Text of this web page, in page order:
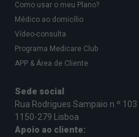
Como usar o meu Plano?
Médico ao domicílio
Vídeo-consulta
Programa Medicare Club
APP & Área de Cliente
Sede social
Rua Rodrigues Sampaio n.º 103
1150-279 Lisboa
Apoio ao cliente: